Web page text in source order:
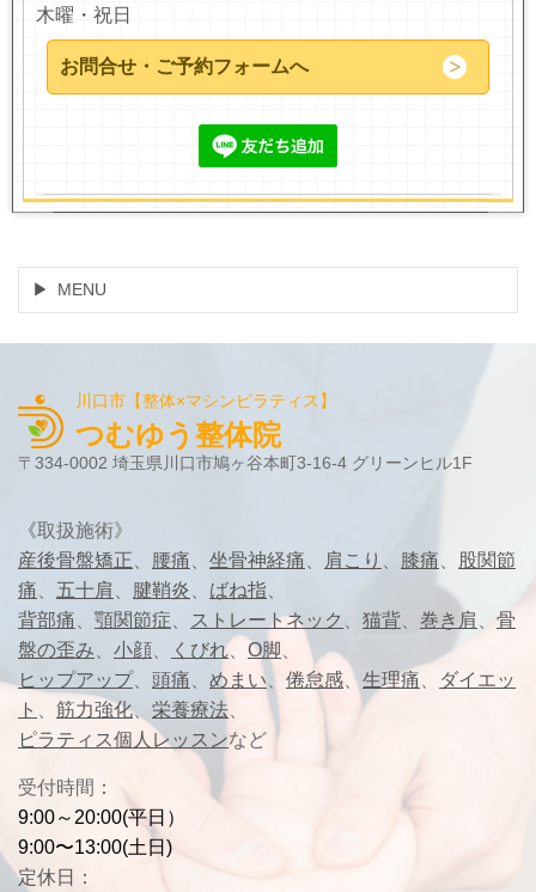
木曜・祝日
お問合せ・ご予約フォームへ
MENU
川口市【整体×マシンピラティス】
つむゆう整体院
〒334-0002 埼玉県川口市鳩ヶ谷本町3-16-4 グリーンヒル1F
《取扱施術》
産後骨盤矯正
腰痛 坐骨神経痛 肩こり 膝痛
股関節
痛
五十肩 腱鞘炎 ばね指
背部痛
顎関節症 ストレートネック 猫背 巻き肩
骨
盤の歪み
小顔 くびれ O脚
ヒップアップ、 頭痛 めまい 、 倦怠感 、 生理痛
ダイエッ
ト
筋力強化、 栄養療法
ピラティス個人レッスンなど
受付時間 ：
9:00～20:00(平日）
9:00〜13:00(土日)
定休日：